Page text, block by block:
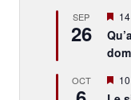
SEP
26
en
OCT